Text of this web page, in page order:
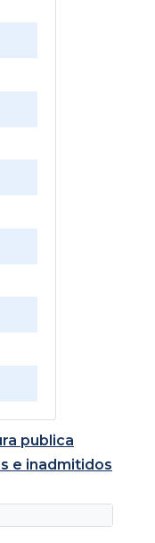
publica
e inadmitidos